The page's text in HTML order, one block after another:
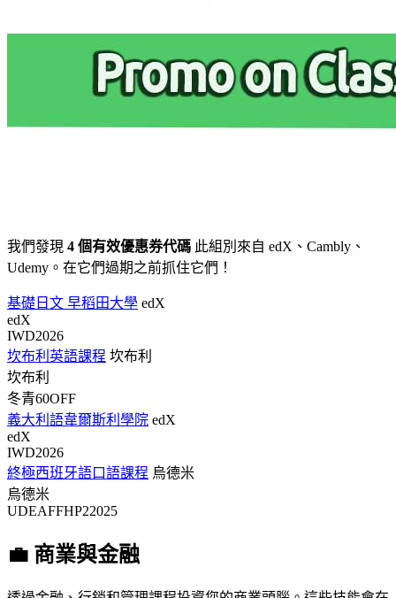
我們發現 4 個有效優惠券代碼 此組別來自 edX、Cambly、
Udemy。在它們過期之前抓住它們！
基礎日文 早稻田大學 edX
edX
IWD2026
坎布利英語課程 坎布利
坎布利
冬青60OFF
義大利語韋爾斯利學院 edX
edX
IWD2026
終極西班牙語口語課程 烏德米
烏德米
UDEAFFHP22025
💼 商業與金融